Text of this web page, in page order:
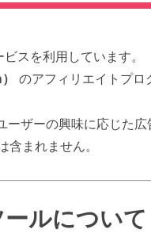
スを利用しています。
のアフィリエイトプロ
ザーの興味に応じた
まれません。
ルについて